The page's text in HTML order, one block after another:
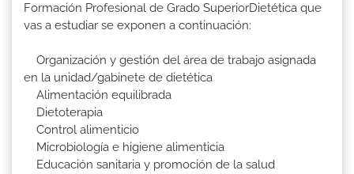
Formación Profesional de Grado SuperiorDietética que
vas a estudiar se exponen a continuación:
Organización y gestión del área de trabajo asignada
en la unidad/gabinete de dietética
Alimentación equilibrada
Dietoterapia
Control alimenticio
Microbiología e higiene alimenticia
Educación sanitaria y promoción de la salud